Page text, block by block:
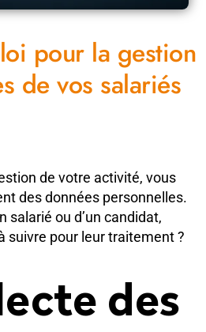
pour la gestion
de vos salariés
de votre activité, vous
des données personnelles.
salarié ou d’un candidat,
suivre pour leur traitement ?
des